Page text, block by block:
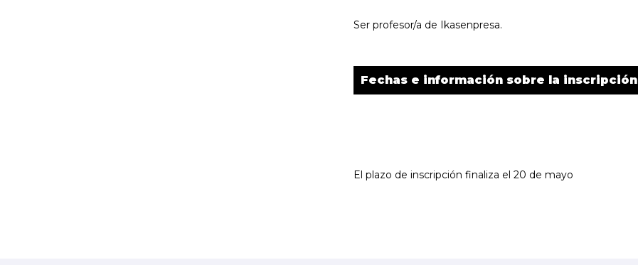
Ser profesor/a de Ikasenpresa.
Fechas e información sobre la inscripción
El plazo de inscripción finaliza el 20 de mayo